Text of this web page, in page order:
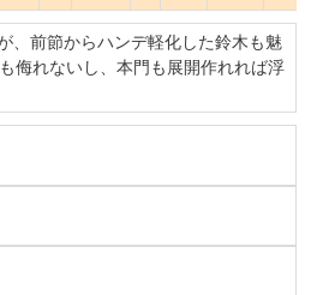
、前節からハンデ軽化した鈴木も魅
侮れないし、本門も展開作れれば浮